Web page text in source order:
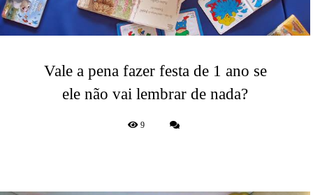
Vale a pena fazer festa de 1 ano se
ele não vai lembrar de nada?
9